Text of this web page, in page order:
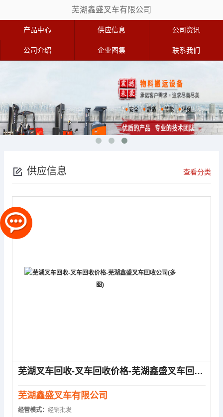
芜湖鑫盛叉车有限公司
产品中心 供应信息 公司资讯
公司介绍 企业图集 联系我们
供应信息 查看分类
芜湖叉车回收-叉车回收价格-芜湖鑫盛叉车回收公司(多图)
芜湖鑫盛叉车有限公司
经营模式： 经销批发